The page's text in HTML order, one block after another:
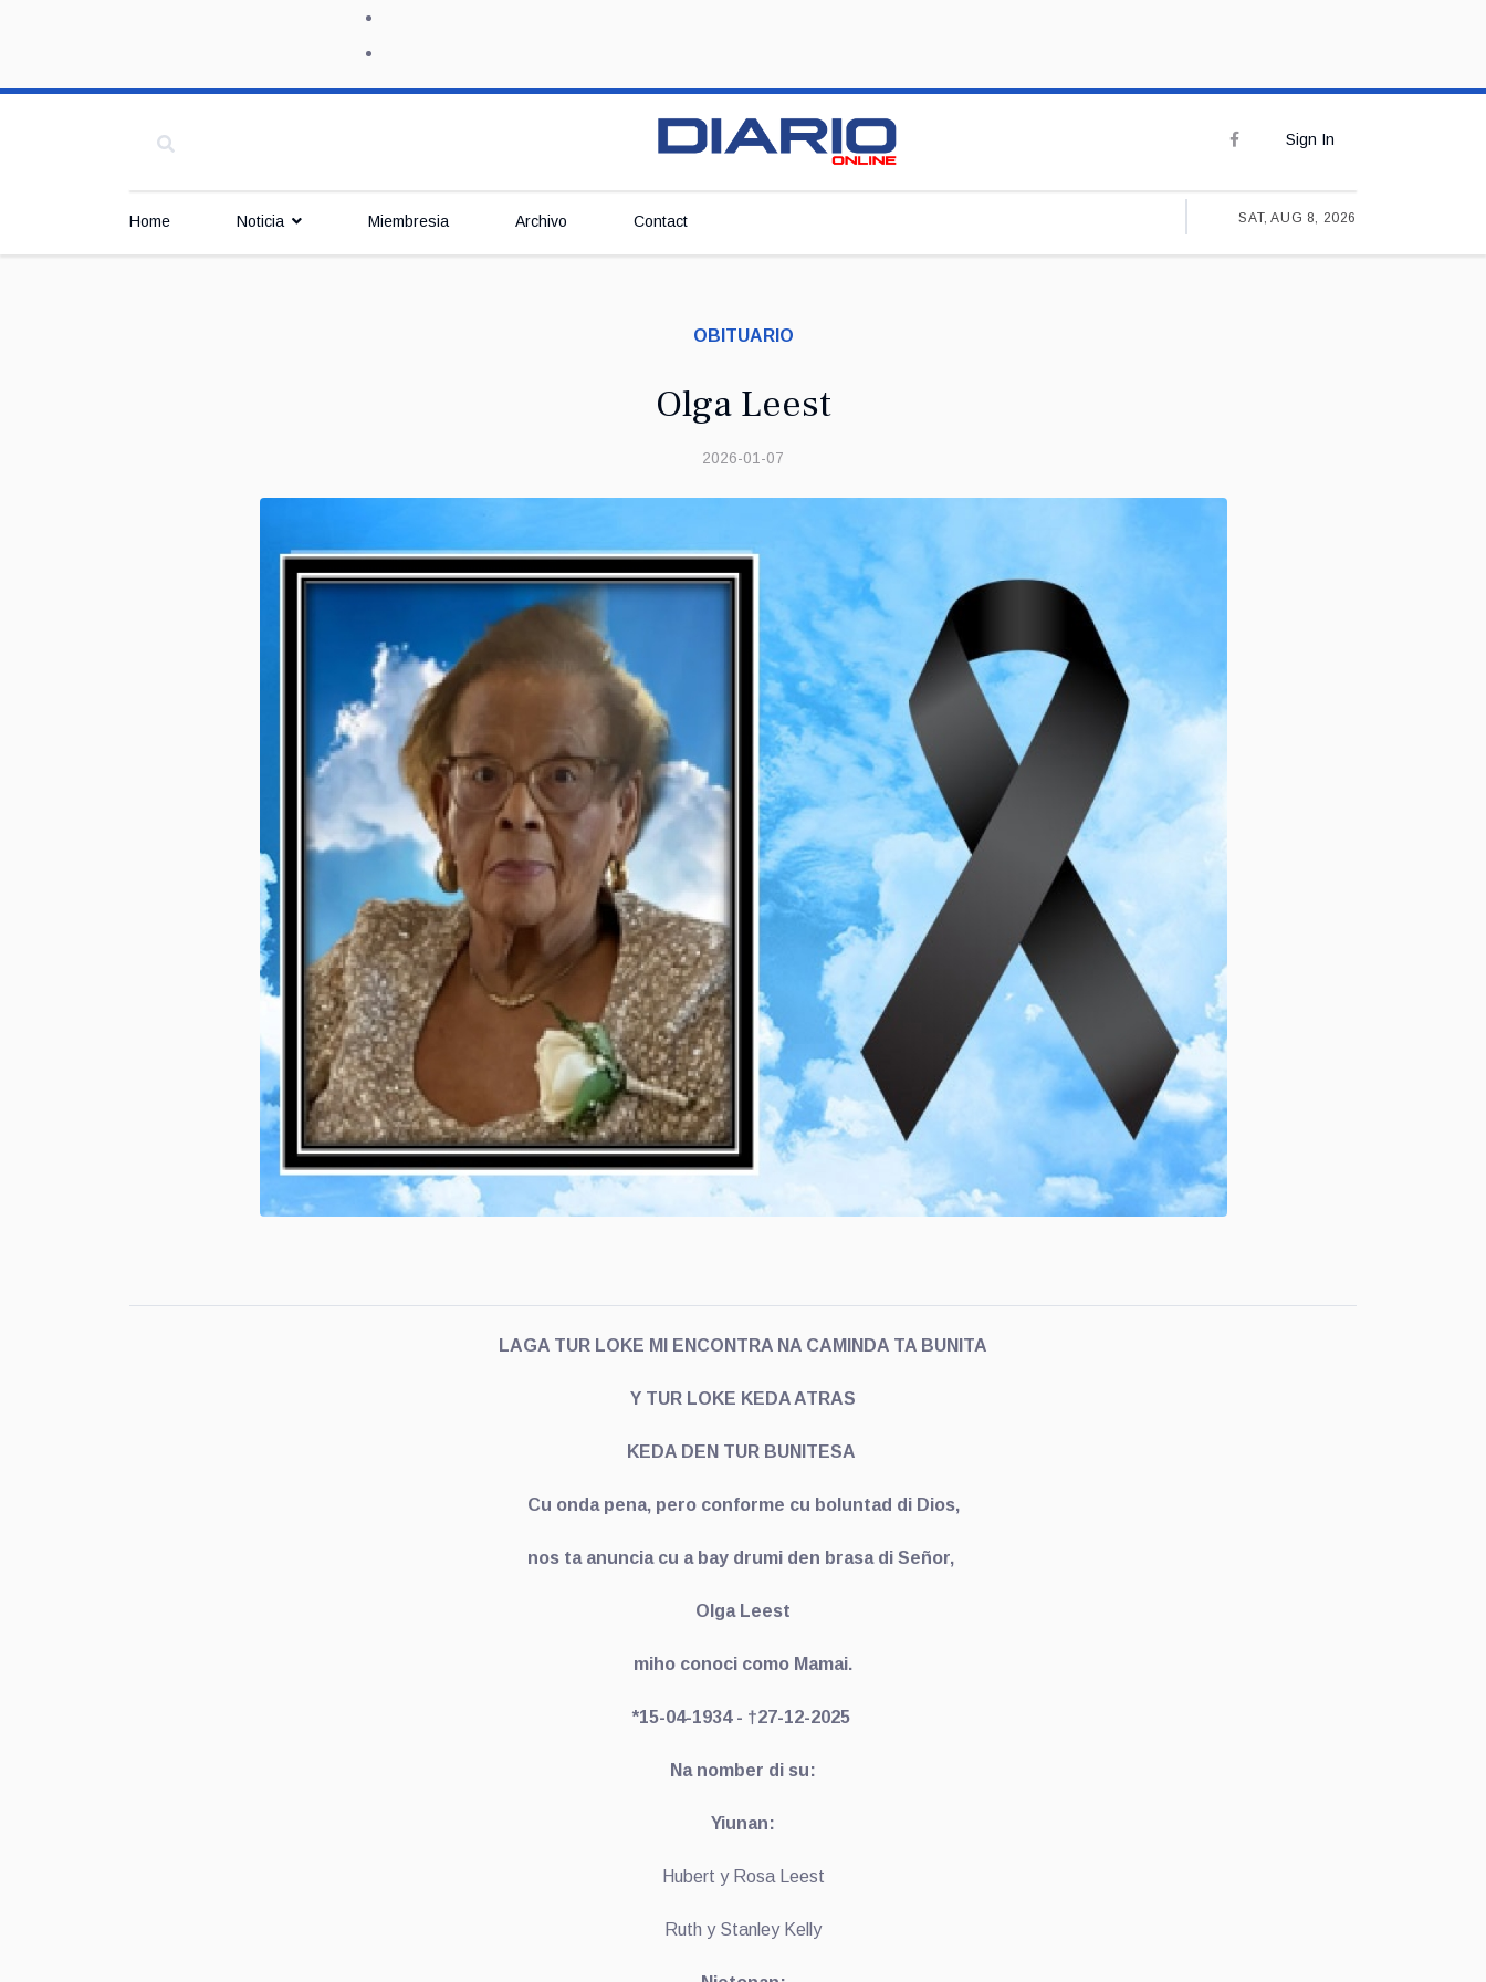
Sign In
Home Noticia Miembresia Archivo Contact SAT, AUG 8, 2026
OBITUARIO
Olga Leest
2026-01-07
LAGA TUR LOKE MI ENCONTRA NA CAMINDA TA BUNITA
Y TUR LOKE KEDA ATRAS
KEDA DEN TUR BUNITESA
Cu onda pena, pero conforme cu boluntad di Dios,
nos ta anuncia cu a bay drumi den brasa di Señor,
Olga Leest
miho conoci como Mamai.
*15-04-1934 - †27-12-2025
Na nomber di su:
Yiunan:
Hubert y Rosa Leest
Ruth y Stanley Kelly